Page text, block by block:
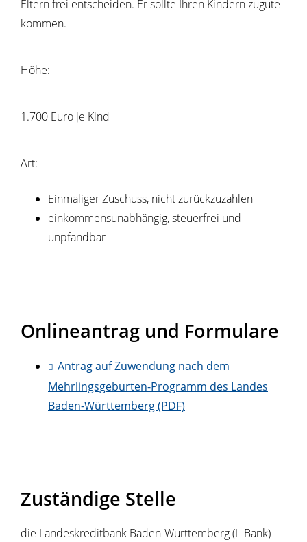
Eltern frei entscheiden. Er sollte Ihren Kindern zugute
kommen.
Höhe:
1.700 Euro je Kind
Art:
Einmaliger Zuschuss, nicht zurückzuzahlen
einkommensunabhängig, steuerfrei und
unpfändbar
Onlineantrag und Formulare
Antrag auf Zuwendung nach dem
Mehrlingsgeburten-Programm des Landes
Baden-Württemberg (PDF)
Zuständige Stelle
die Landeskreditbank Baden-Württemberg (L-Bank)